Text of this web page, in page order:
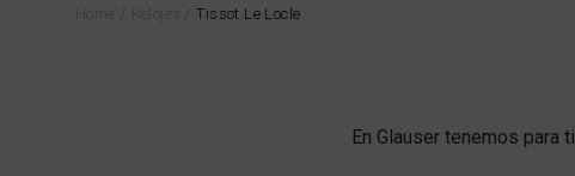
Tissot Le Locle
En Glauser tenemos para ti